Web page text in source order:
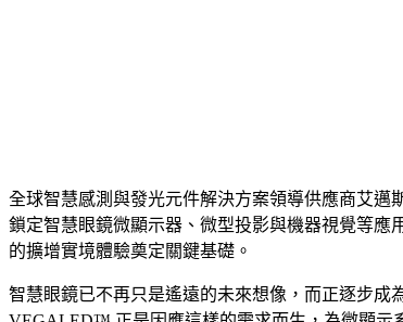
全球智慧感測與發光元件解決方案領導供應商艾
鎖定智慧眼鏡微顯示器、微型投影與機器視覺等應
的擴增實境體驗奠定關鍵基礎。
智慧眼鏡已不再只是遙遠的未來想像，而正逐步成